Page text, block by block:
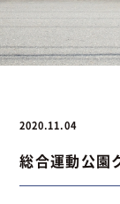
BLOG
お問い合わせ
お問い合わせ
2020.11.04
総合運動公園